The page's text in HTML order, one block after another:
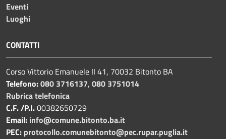
Eventi
Luoghi
CONTATTI
Corso Vittorio Emanuele II 41, 70032 Bitonto BA
Telefono:080 3716137, 080 3751014
Rubrica telefonica
C.F. /P.I.00382650729
Email: info@comune.bitonto.ba.it
PEC: protocollo.comunebitonto@pec.rupar.puglia.it